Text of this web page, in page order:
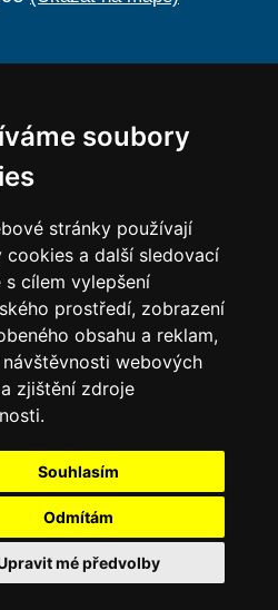
soubory
stránky používají
cookies a další sledovací
s cílem vylepšení
prostředí, zobrazení
obsahu a reklam,
webových
zjištění zdroje
Souhlasím
Odmítám
mé předvolby
13:00 - 17:00
údajů (GDPR)